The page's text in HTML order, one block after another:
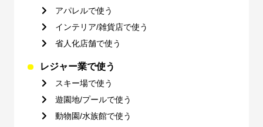
アパレルで使う
インテリア/雑貨店で使う
省人化店舗で使う
レジャー業で使う
スキー場で使う
遊園地/プールで使う
動物園/水族館で使う